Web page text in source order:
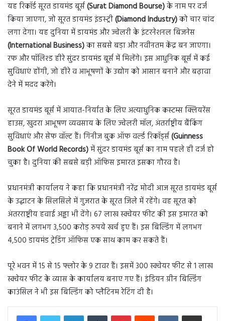
यह रिकॉर्ड सूरत डायमंड बूर्स(Surat Diamond Bourse)के नाम पर दर्ज
किया जाएगा, जो सूरत डायमंड इंडस्ट्री(Diamond Industry)को चार चांद
लगा देगा। यह दुनिया में डायमंड और ज्वेलरी के इंटरनेशनल बिजनेस
(International Business)का सबसे बड़ा और नवीनतम केंद्र बन जाएगा।
रफ और पॉलिश्ड हीरे सुंदर डायमंड बूर्स में मिलेंगे। इस आधुनिक बूर्स में कई
सुविधाएं होंगी, जो हीरे व आभूषणों के उद्योग को आसान बनाने और बढ़ावा
देने में मदद करेंगे।
सूरत डायमंड बूर्स में आयात-निर्यात के लिए अत्याधुनिक कस्टम्स क्लियरेंस
हाउस, खुदरा आभूषण व्यवसाय के लिए ज्वेलरी मॉल, अंतर्राष्ट्रीय बैंकिंग
सुविधाएं और सेफ वॉल्ट हैं। गिनीज बुक ऑफ वर्ल्ड रिकॉर्ड्स(Guinness
Book Of World Records)में सुंदर डायमंड बूर्स का नाम पहले ही दर्ज हो
चुका है। दुनिया की सबसे बड़ी ऑफिस इमारत इसका गौरव है।
प्रधानमंत्री कार्यालय ने कहा कि प्रधानमंत्री नरेंद्र मोदी आज सूरत डायमंड बूर्स
के उद्घाटन के सिलसिले में गुजरात के सूरत जिले में रहेंगे। वह सूरत को
अंतरराष्ट्रीय हवाई अड्डा भी देंगे। 67 लाख स्क्वेयर फीट की इस इमारत को
बनाने में लगभग 3,500 करोड़ रुपये खर्च हुए हैं। इस बिल्डिंग में लगभग
4,500 डायमंड ट्रेडिंग ऑफिस एक साथ काम कर सकते हैं।
पूरे भवन में 15 से 15 फ्लोर के 9 टावर हैं। इसमें 300 स्क्वेयर फीट से 1 लाख
स्क्वेयर फीट के व्यास के कार्यालय बनाए गए हैं। इंडियन ग्रीन बिल्डिंग
काउंसिल ने भी इस बिल्डिंग को प्लैटिनम रेटिंग दी है।
LinkedInTumblr PinterestReddit VKontakteShare via Email